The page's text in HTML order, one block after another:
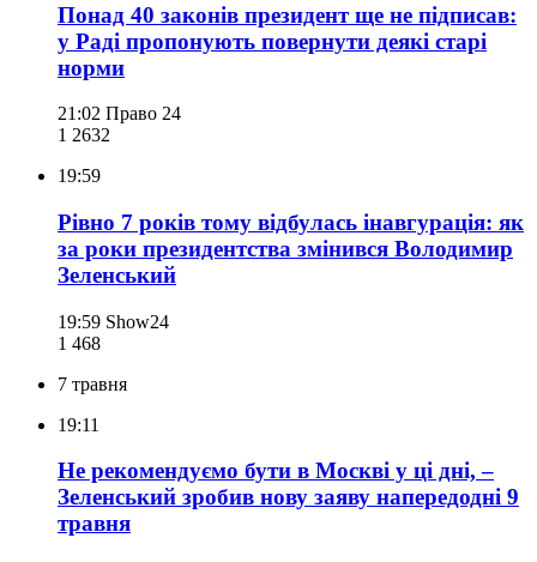
Понад 40 законів президент ще не підписав:
у Раді пропонують повернути деякі старі
норми
21:02 Право 24
1 2632
19:59
Рівно 7 років тому відбулась інавгурація: як
за роки президентства змінився Володимир
Зеленський
19:59 Show24
1 468
7 травня
19:11
Не рекомендуємо бути в Москві у ці дні, –
Зеленський зробив нову заяву напередодні 9
травня